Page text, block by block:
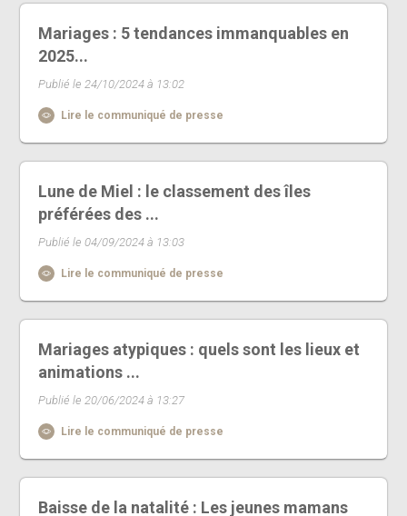
Mariages : 5 tendances immanquables en
2025...
Publié le 24/10/2024 à 13:02
Lire le communiqué de presse
Lune de Miel : le classement des îles
préférées des ...
Publié le 04/09/2024 à 13:03
Lire le communiqué de presse
Mariages atypiques : quels sont les lieux et
animations ...
Publié le 20/06/2024 à 13:27
Lire le communiqué de presse
Baisse de la natalité : Les jeunes mamans